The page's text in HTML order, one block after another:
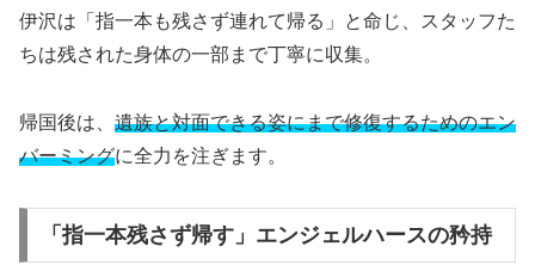
伊沢は「指一本も残さず連れて帰る」と命じ、スタッフた
ちは残された身体の一部まで丁寧に収集。
帰国後は、 遺族と対面できる姿にまで修復するためのエン
バーミングに全力を注ぎます。
「指一本残さず帰す」エンジェルハースの矜持